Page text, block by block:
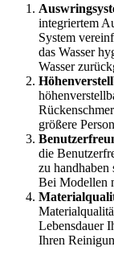
integriertem
System
das Wasser
Wasser
größere
die
zu handhaben
Bei Modellen
Lebensdauer
Ihren